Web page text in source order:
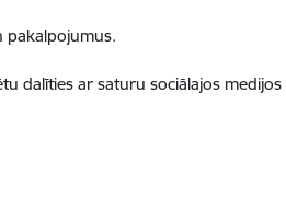
pakalpojumus.
dalīties ar saturu sociālajos